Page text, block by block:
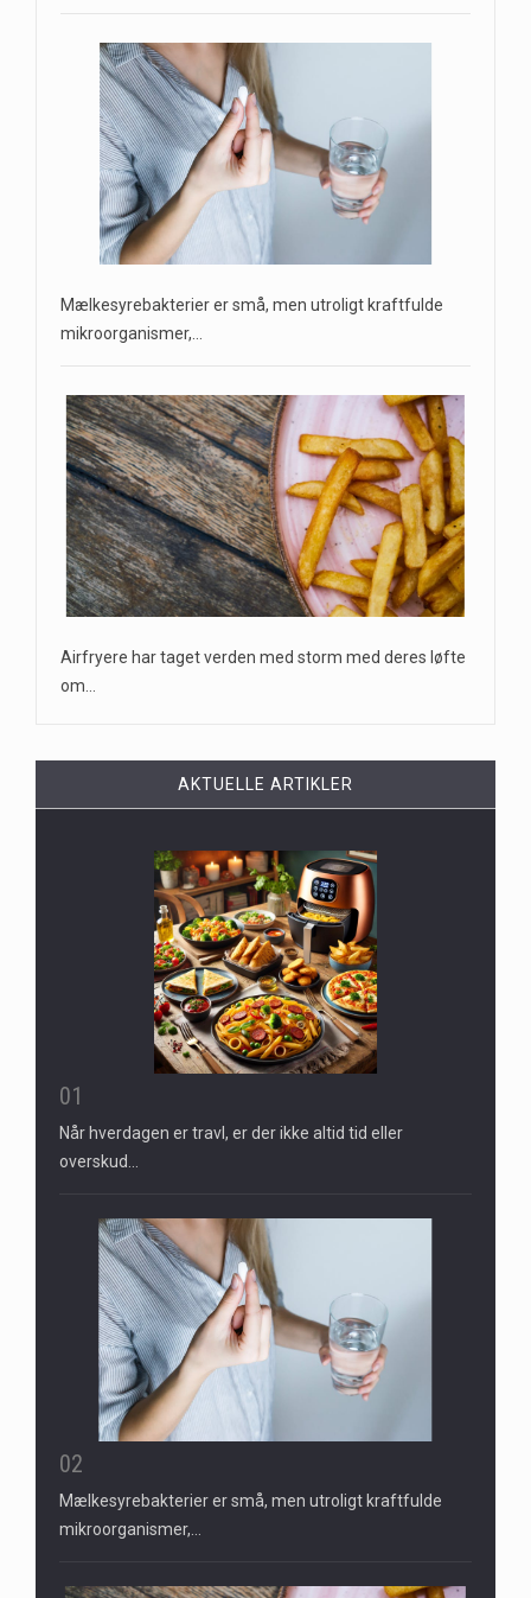
Mælkesyrebakterier er små, men utroligt kraftfulde
mikroorganismer,…
Airfryere har taget verden med storm med deres løfte
om…
AKTUELLE ARTIKLER
01
Når hverdagen er travl, er der ikke altid tid eller
overskud…
02
Mælkesyrebakterier er små, men utroligt kraftfulde
mikroorganismer,…